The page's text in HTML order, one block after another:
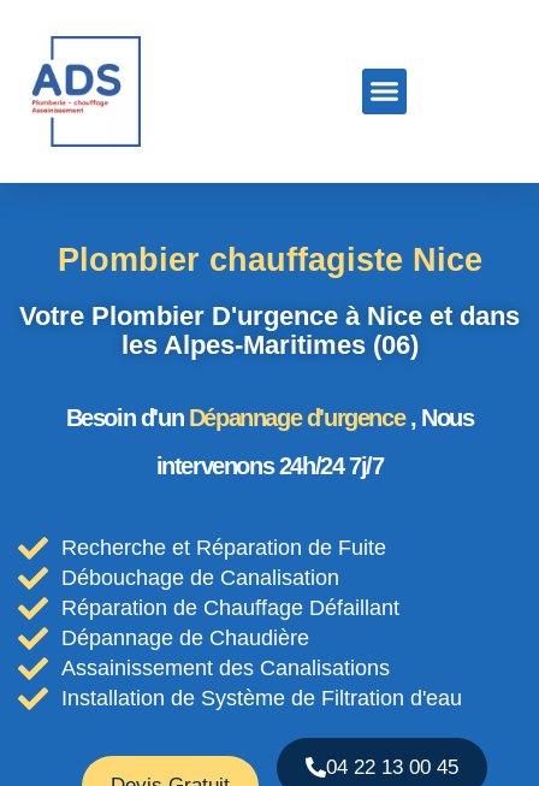
Plombier chauffagiste Nice
Votre Plombier D'urgence à Nice et dans
les Alpes-Maritimes (06)
Besoin d'un Dépannage d'urgence , Nous
intervenons 24h/24 7j/7
Recherche et Réparation de Fuite
Débouchage de Canalisation
Réparation de Chauffage Défaillant
Dépannage de Chaudière
Assainissement des Canalisations
Installation de Système de Filtration d'eau
04 22 13 00 45